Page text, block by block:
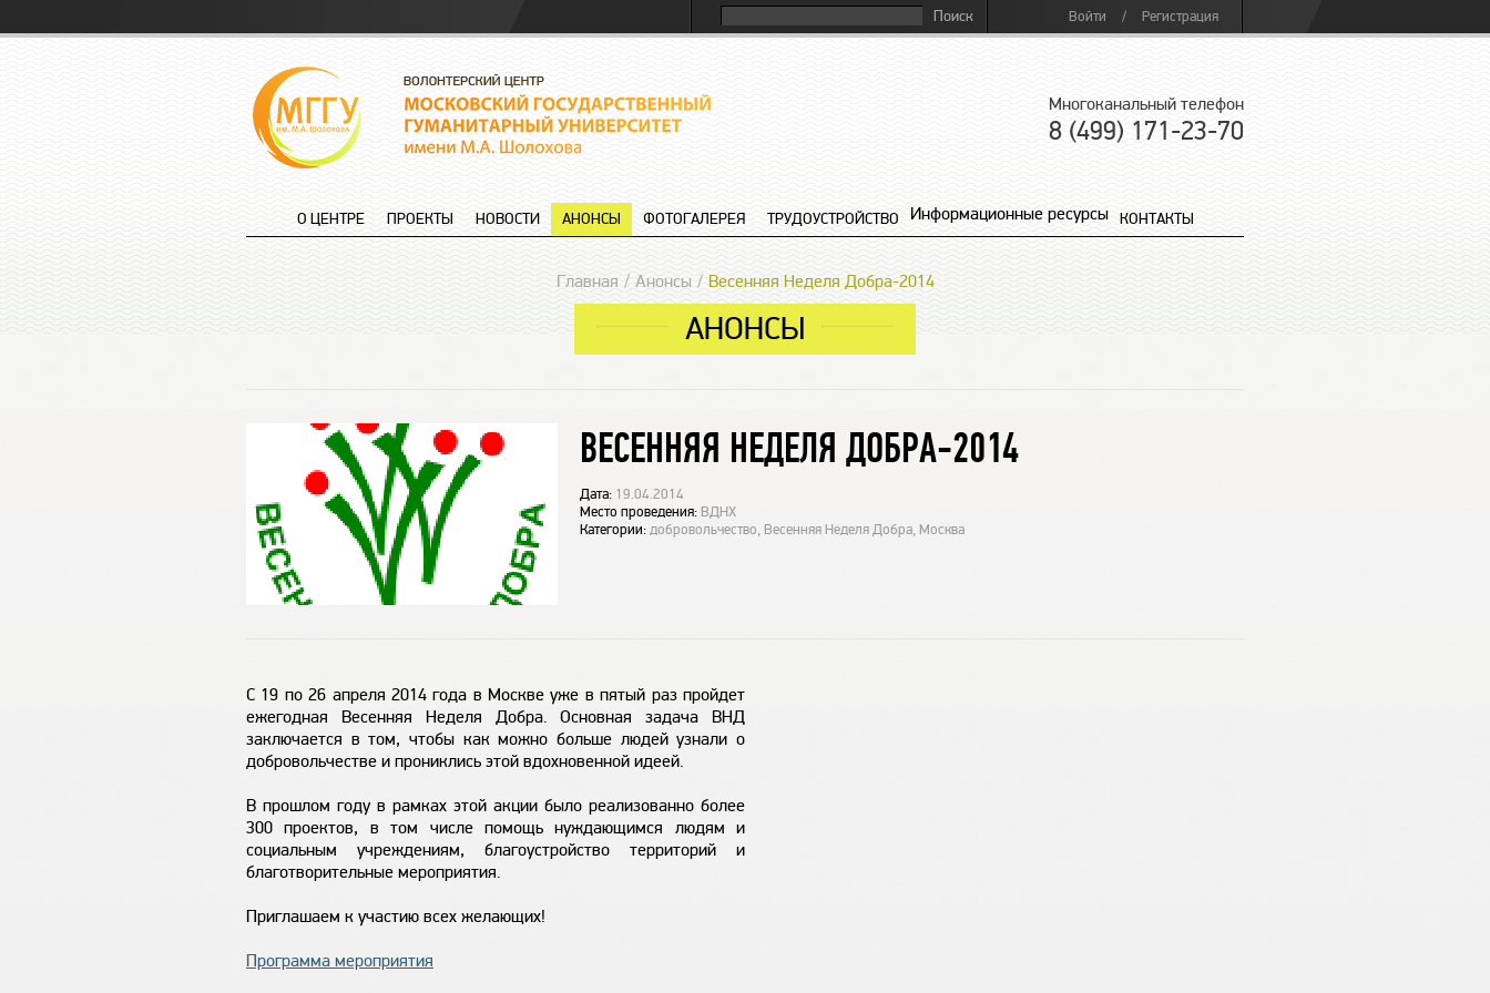
Войти / Регистрация
Многоканальный телефон
8 (499) 171-23-70
О ЦЕНТРЕ ПРОЕКТЫ НОВОСТИ АНОНСЫ ФОТОГАЛЕРЕЯ ТРУДОУСТРОЙСТВО Информационные ресурсы КОНТАКТЫ
Главная Анонсы Весенняя Неделя Добра-2014
АНОНСЫ
ВЕСЕННЯЯ НЕДЕЛЯ ДОБРА-2014
Дата: 19.04.2014
Место проведения:ВДНХ
Категории:добровольчество, Весенняя Неделя Добра, Москва
С 19 по 26 апреля 2014 года в Москве уже в пятый раз пройдет
ежегодная Весенняя Неделя Добра. Основная задача ВНД
заключается в том, чтобы как можно больше людей узнали о
добровольчестве и прониклись этой вдохновенной идеей.
В прошлом году в рамках этой акции было реализованно более
300 проектов, в том числе помощь нуждающимся людям и
социальным учреждениям, благоустройство территорий и
благотворительные мероприятия.
Приглашаем к участию всех желающих!
Программа мероприятия